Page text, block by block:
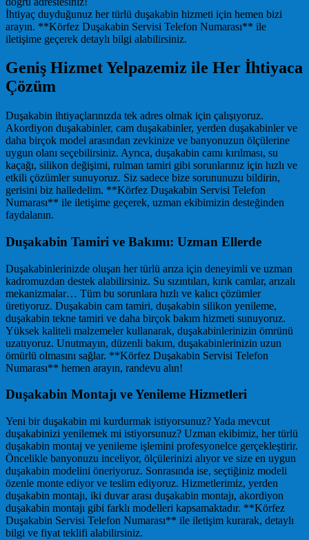
İhtiyaç duyduğunuz her türlü duşakabin hizmeti için hemen bizi
arayın. **Körfez Duşakabin Servisi Telefon Numarası** ile
iletişime geçerek detaylı bilgi alabilirsiniz.
Geniş Hizmet Yelpazemiz ile Her İhtiyaca
Çözüm
Duşakabin ihtiyaçlarınızda tek adres olmak için çalışıyoruz.
Akordiyon duşakabinler, cam duşakabinler, yerden duşakabinler ve
daha birçok model arasından zevkinize ve banyonuzun ölçülerine
uygun olanı seçebilirsiniz. Ayrıca, duşakabin camı kırılması, su
kaçağı, silikon değişimi, rulman tamiri gibi sorunlarınız için hızlı ve
etkili çözümler sunuyoruz. Siz sadece bize sorununuzu bildirin,
gerisini biz halledelim. **Körfez Duşakabin Servisi Telefon
Numarası** ile iletişime geçerek, uzman ekibimizin desteğinden
faydalanın.
Duşakabin Tamiri ve Bakımı: Uzman Ellerde
Duşakabinlerinizde oluşan her türlü arıza için deneyimli ve uzman
kadromuzdan destek alabilirsiniz. Su sızıntıları, kırık camlar, arızalı
mekanizmalar… Tüm bu sorunlara hızlı ve kalıcı çözümler
üretiyoruz. Duşakabin cam tamiri, duşakabin silikon yenileme,
duşakabin tekne tamiri ve daha birçok bakım hizmeti sunuyoruz.
Yüksek kaliteli malzemeler kullanarak, duşakabinlerinizin ömrünü
uzatıyoruz. Unutmayın, düzenli bakım, duşakabinlerinizin uzun
ömürlü olmasını sağlar. **Körfez Duşakabin Servisi Telefon
Numarası** hemen arayın, randevu alın!
Duşakabin Montajı ve Yenileme Hizmetleri
Yeni bir duşakabin mi kurdurmak istiyorsunuz? Yada mevcut
duşakabinizi yenilemek mi istiyorsunuz? Uzman ekibimiz, her türlü
duşakabin montaj ve yenileme işlemini profesyonelce gerçekleştirir.
Öncelikle banyonuzu inceliyor, ölçülerinizi alıyor ve size en uygun
duşakabin modelini öneriyoruz. Sonrasında ise, seçtiğiniz modeli
özenle monte ediyor ve teslim ediyoruz. Hizmetlerimiz, yerden
duşakabin montajı, iki duvar arası duşakabin montajı, akordiyon
duşakabin montajı gibi farklı modelleri kapsamaktadır. **Körfez
Duşakabin Servisi Telefon Numarası** ile iletişim kurarak, detaylı
bilgi ve fiyat teklifi alabilirsiniz.